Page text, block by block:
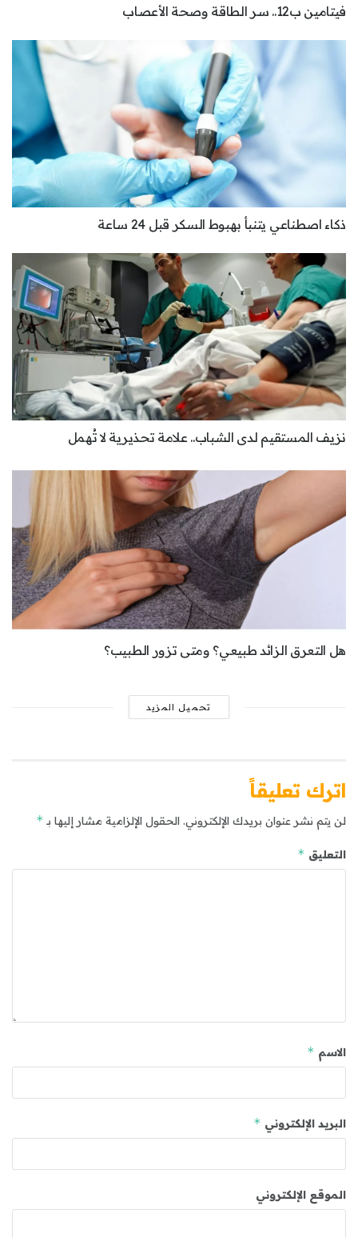
فيتامين ب12.. سر الطاقة وصحة الأعصاب
ذكاء اصطناعي يتنبأ بهبوط السكر قبل 24 ساعة
نزيف المستقيم لدى الشباب.. علامة تحذيرية لا تُهمل
هل التعرق الزائد طبيعي؟ ومتى تزور الطبيب؟
تحميل المزيد
اترك تعليقاً
لن يتم نشر عنوان بريدك الإلكتروني. الحقول الإلزامية مشار إليها بـ *
التعليق *
الاسم *
البريد الإلكتروني *
الموقع الإلكتروني